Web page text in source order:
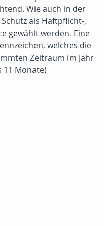
Wie auch in der
als Haftpflicht-,
gewählt werden. Eine
welches die
Zeitraum im Jahr
11 Monate)